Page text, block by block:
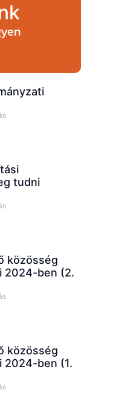
tudni
közösség
2024-ben (2.
közösség
2024-ben (1.